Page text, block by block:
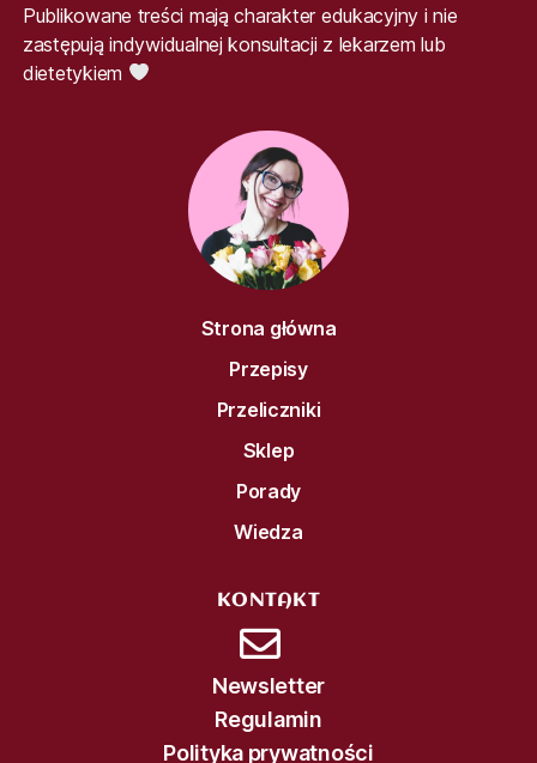
Publikowane treści mają charakter edukacyjny i nie
zastępują indywidualnej konsultacji z lekarzem lub
dietetykiem
Strona główna
Przepisy
Przeliczniki
Sklep
Porady
Wiedza
KONTAKT
Newsletter
Regulamin
Polityka prywatności